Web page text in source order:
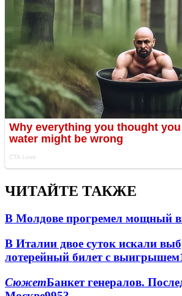
ЧИТАЙТЕ ТАКЖЕ
В Молдове прогремел мощный
В Италии двое суток искали
лотерейный билет с выигрышем
СюжетБанкет генералов.